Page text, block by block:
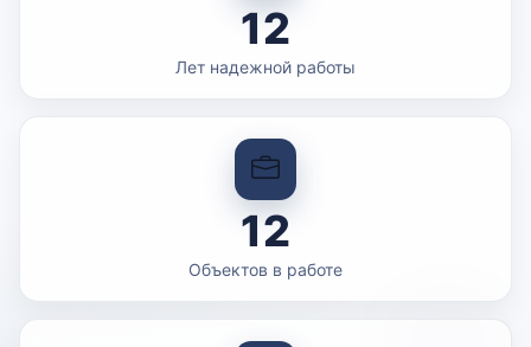
12
Лет надежной работы
12
Объектов в работе